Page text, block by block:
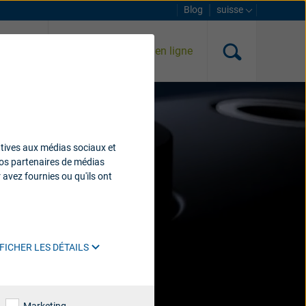
aux médias sociaux et
partenaires de médias
fournies ou qu'ils ont
LES DÉTAILS
Blog suisse
Test auditif gratuit en ligne